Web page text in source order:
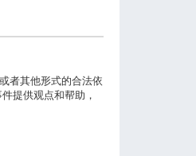
者其他形式的合法依
提供观点和帮助，